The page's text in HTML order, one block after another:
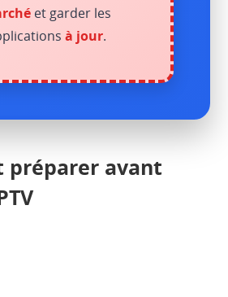
et garder les
à jour.
préparer avant